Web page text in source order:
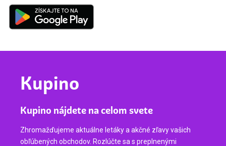
Kupino
Kupino nájdete na celom svete
Zhromažďujeme aktuálne letáky a akčné zľavy vašich
obľúbených obchodov. Rozlúčte sa s preplnenými